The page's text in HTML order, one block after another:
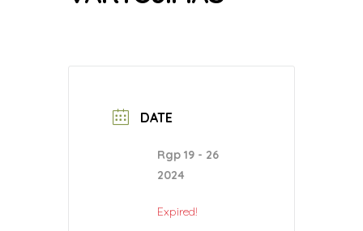
DATE
Rgp 19 - 26
2024
Expired!